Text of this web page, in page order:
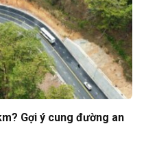
Gợi ý cung đường an